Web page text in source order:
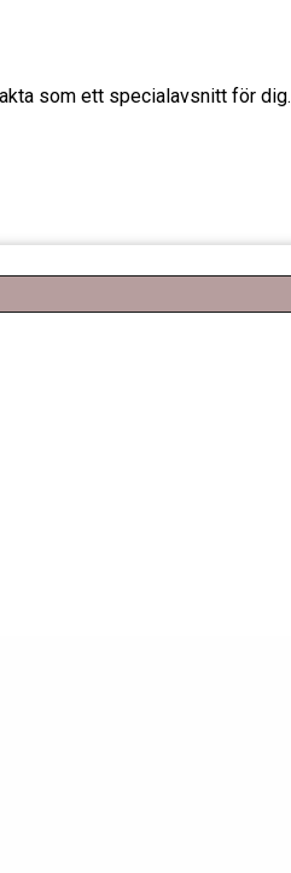
som ett specialavsnitt för dig.